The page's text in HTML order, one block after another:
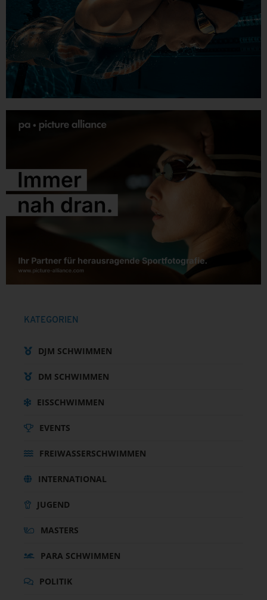
KATEGORIEN
DJM SCHWIMMEN
DM SCHWIMMEN
EISSCHWIMMEN
EVENTS
FREIWASSERSCHWIMMEN
INTERNATIONAL
JUGEND
MASTERS
PARA SCHWIMMEN
POLITIK